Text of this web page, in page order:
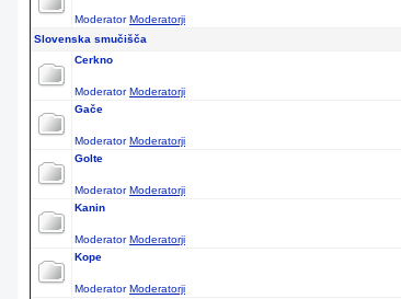
ModeratorModeratorji
Slovenska smučišča
Cerkno
ModeratorModeratorji
Gače
ModeratorModeratorji
Golte
ModeratorModeratorji
Kanin
ModeratorModeratorji
Kope
ModeratorModeratorji